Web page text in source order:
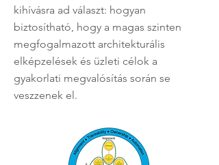
kihívásra ad választ: hogyan
biztosítható, hogy a magas szinten
megfogalmazott architekturális
elképzelések és üzleti célok a
gyakorlati megvalósítás során se
veszzenek el.